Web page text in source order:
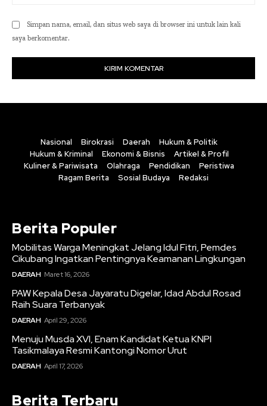
Simpan nama, email, dan situs web saya di browser ini untuk lain kali
saya berkomentar.
Nasional Birokrasi Daerah
Hukum & Politik
Hukum & Kriminal
Ekonomi & Bisnis
Artikel & Profil
Kuliner & Pariwisata
Olahraga Pendidikan
Peristiwa
Ragam Berita
Sosial Budaya Redaksi
Berita Populer
Mobilitas Warga Meningkat Jelang Idul Fitri, Pemdes
Cikubang Ingatkan Pentingnya Keamanan Lingkungan
DAERAH Maret 16, 2026
PAW Kepala Desa Jayaratu Digelar, Idad Abdul Rosad
Raih Suara Terbanyak
DAERAH April 29, 2026
Menuju Musda XVI, Enam Kandidat Ketua KNPI
Tasikmalaya Resmi Kantongi Nomor Urut
DAERAH April 17, 2026
Berita Terbaru